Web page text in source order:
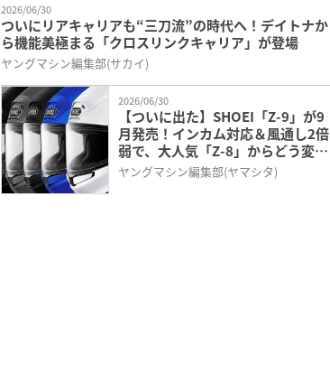
2026/06/30
ついにリアキャリアも“三刀流”の時代へ！デイトナか
ら機能美極まる「クロスリンクキャリア」が登場
ヤングマシン編集部(サカイ)
2026/06/30
【ついに出た】SHOEI「Z-9」が9
月発売！インカム対応＆風通し2倍
弱で、大人気「Z-8」からどう変わ
った？
ヤングマシン編集部(ヤマシタ)